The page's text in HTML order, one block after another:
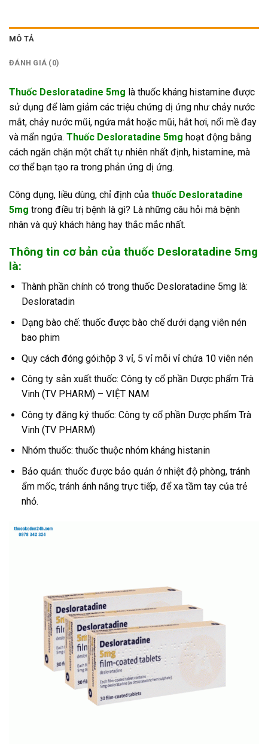
MÔ TẢ
ĐÁNH GIÁ (0)
Thuốc Desloratadine 5mg là thuốc kháng histamine được
sử dụng để làm giảm các triệu chứng dị ứng như chảy nước
mắt, chảy nước mũi, ngứa mắt hoặc mũi, hắt hơi, nổi mề đay
và mẩn ngứa. Thuốc Desloratadine 5mg hoạt động bằng
cách ngăn chặn một chất tự nhiên nhất định, histamine, mà
cơ thể bạn tạo ra trong phản ứng dị ứng.
Công dụng, liều dùng, chỉ định của thuốc Desloratadine
5mg trong điều trị bệnh là gì? Là những câu hỏi mà bệnh
nhân và quý khách hàng hay thắc mắc nhất.
Thông tin cơ bản của thuốc Desloratadine 5mg
là:
Thành phần chính có trong thuốc Desloratadine 5mg là:
Desloratadin
Dạng bào chế: thuốc được bào chế dưới dạng viên nén
bao phim
Quy cách đóng gói:hộp 3 vỉ, 5 vỉ mỗi vỉ chứa 10 viên nén
Công ty sản xuất thuốc: Công ty cổ phần Dược phẩm Trà
Vinh (TV PHARM) – VIỆT NAM
Công ty đăng ký thuốc: Công ty cổ phần Dược phẩm Trà
Vinh (TV PHARM)
Nhóm thuốc: thuốc thuộc nhóm kháng histanin
Bảo quản: thuốc được bảo quản ở nhiệt độ phòng, tránh
ẩm mốc, tránh ánh nắng trực tiếp, để xa tầm tay của trẻ
nhỏ.